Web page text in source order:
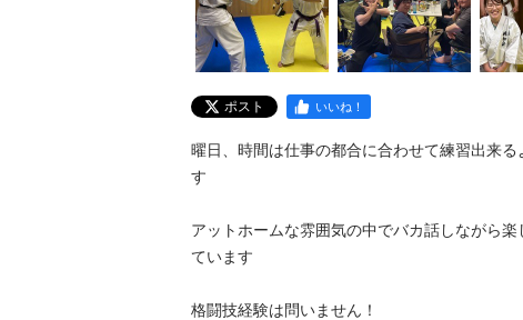
ポスト いいね！
曜日、時間は仕事の都合に合わせて練習出来る
す
アットホームな雰囲気の中でバカ話しながら
ています
格闘技経験は問いません！